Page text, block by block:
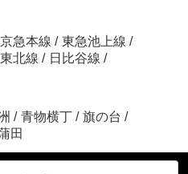
京急本線 / 東急池上線 /
北線 / 日比谷線 /
/ 青物横丁 / 旗の台 /
田